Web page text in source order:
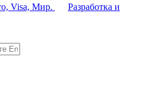
Разработка и